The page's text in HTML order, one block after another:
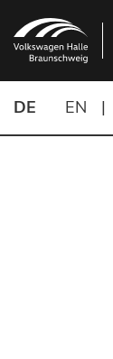
DE EN |